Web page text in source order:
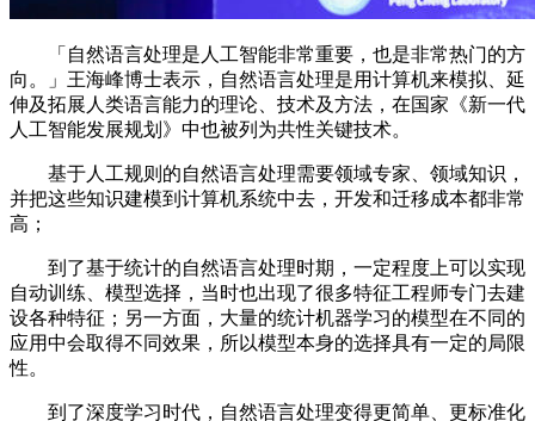
「自然语言处理是人工智能非常重要，也是非常热门的方
向。」王海峰博士表示，自然语言处理是用计算机来模拟、延
伸及拓展人类语言能力的理论、技术及方法，在国家《新一代
人工智能发展规划》中也被列为共性关键技术。
基于人工规则的自然语言处理需要领域专家、领域知识，
并把这些知识建模到计算机系统中去，开发和迁移成本都非常
高；
到了基于统计的自然语言处理时期，一定程度上可以实现
自动训练、模型选择，当时也出现了很多特征工程师专门去建
设各种特征；另一方面，大量的统计机器学习的模型在不同的
应用中会取得不同效果，所以模型本身的选择具有一定的局限
性。
到了深度学习时代，自然语言处理变得更简单、更标准化